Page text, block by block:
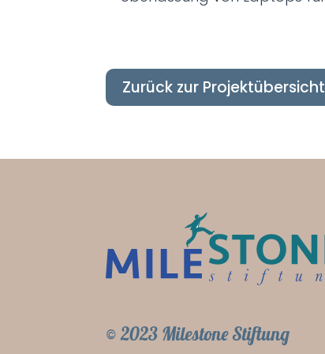
Zurück zur Projektübersicht
© 2023 Milestone Stiftung